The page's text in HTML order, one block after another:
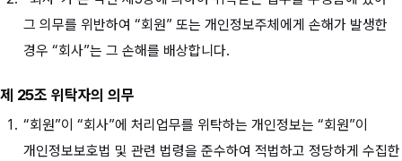
그 의무를 위반하여 “회원” 또는 개인정보주체에게 손해가 발생한
경우 “회사”는 그 손해를 배상합니다.
제 25조 위탁자의 의무
“회원”이 “회사”에 처리업무를 위탁하는 개인정보는 “회원”이
개인정보보호법 및 관련 법령을 준수하여 적법하고 정당하게 수집한